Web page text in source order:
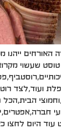
האורחים
שעשוי
ועוד,לצד
עוד היום לחצו